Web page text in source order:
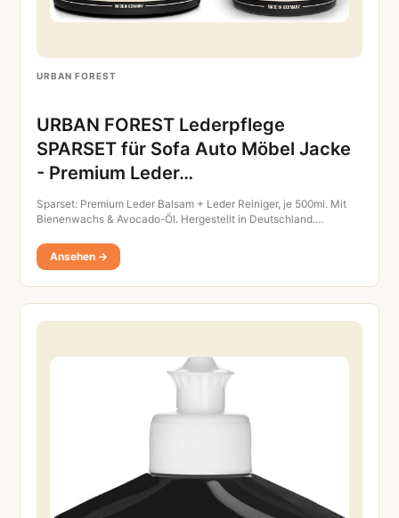
URBAN FOREST
URBAN FOREST Lederpflege
SPARSET für Sofa Auto Möbel Jacke
- Premium Leder…
Sparset: Premium Leder Balsam + Leder Reiniger, je 500ml. Mit
Bienenwachs & Avocado-Öl. Hergestellt in Deutschland.…
Ansehen →